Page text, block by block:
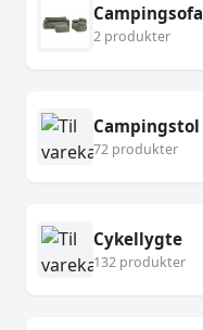
Campingsofa
2 produkter
Campingstol
72 produkter
Cykellygte
132 produkter